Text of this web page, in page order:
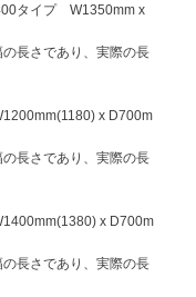
タイプ W1350mm x
長さであり、実際の長
x D700m
長さであり、実際の長
x D700m
長さであり、実際の長